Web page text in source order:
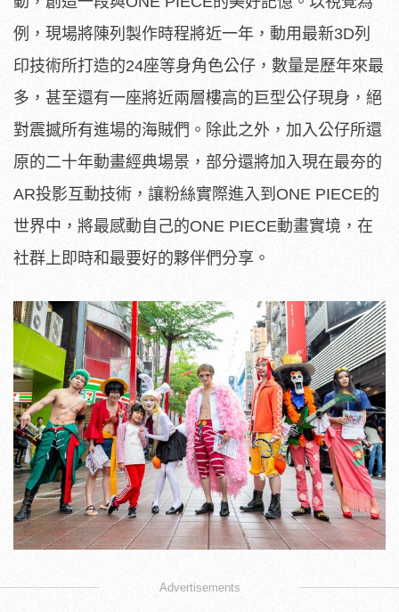
例，現場將陳列製作時程將近一年，動用最新3D列
印技術所打造的24座等身角色公仔，數量是歷年來最
多，甚至還有一座將近兩層樓高的巨型公仔現身，絕
對震撼所有進場的海賊們。除此之外，加入公仔所還
原的二十年動畫經典場景，部分還將加入現在最夯的
AR投影互動技術，讓粉絲實際進入到ONE PIECE的
世界中，將最感動自己的ONE PIECE動畫實境，在
社群上即時和最要好的夥伴們分享。
Advertisements